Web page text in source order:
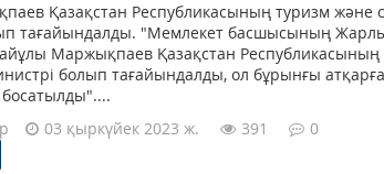
Қазақстан Республикасының туризм және
тағайындалды. "Мемлекет басшысының
Маржықпаев Қазақстан Республикасының
болып тағайындалды, ол бұрынғы
03 қыркүйек 2023 ж. 391
0